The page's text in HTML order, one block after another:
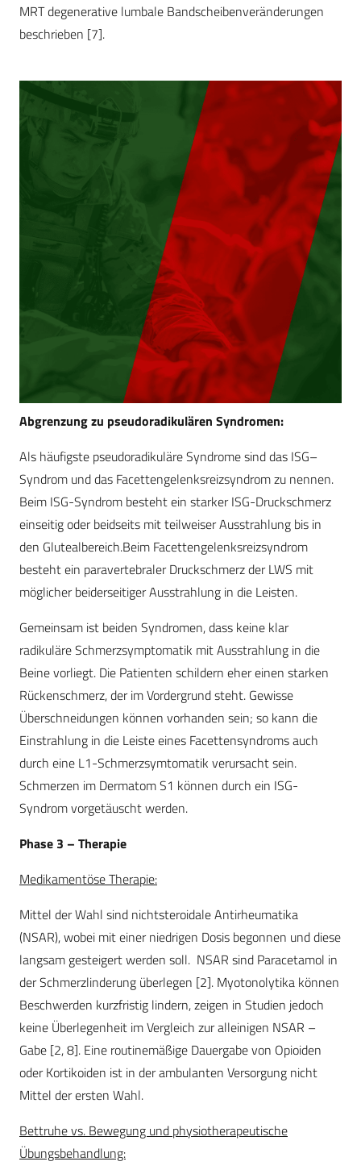
MRT degenerative lumbale Bandscheibenveränderungen
beschrieben [7].
Abgrenzung zu pseudoradikulären Syndromen:
Als häufigste pseudoradikuläre Syndrome sind das ISG–
Syndrom und das Facettengelenksreizsyndrom zu nennen.
Beim ISG-Syndrom besteht ein starker ISG-Druckschmerz
einseitig oder beidseits mit teilweiser Ausstrahlung bis in
den Glutealbereich.Beim Facettengelenksreizsyndrom
besteht ein paravertebraler Druckschmerz der LWS mit
möglicher beiderseitiger Ausstrahlung in die Leisten.
Gemeinsam ist beiden Syndromen, dass keine klar
radikuläre Schmerzsymptomatik mit Ausstrahlung in die
Beine vorliegt. Die Patienten schildern eher einen starken
Rückenschmerz, der im Vordergrund steht. Gewisse
Überschneidungen können vorhanden sein; so kann die
Einstrahlung in die Leiste eines Facettensyndroms auch
durch eine L1-Schmerzsymtomatik verursacht sein.
Schmerzen im Dermatom S1 können durch ein ISG-
Syndrom vorgetäuscht werden.
Phase 3 – Therapie
Medikamentöse Therapie:
Mittel der Wahl sind nichtsteroidale Antirheumatika
(NSAR), wobei mit einer niedrigen Dosis begonnen und diese
langsam gesteigert werden soll. NSAR sind Paracetamol in
der Schmerzlinderung überlegen [2]. Myotonolytika können
Beschwerden kurzfristig lindern, zeigen in Studien jedoch
keine Überlegenheit im Vergleich zur alleinigen NSAR –
Gabe [2, 8]. Eine routinemäßige Dauergabe von Opioiden
oder Kortikoiden ist in der ambulanten Versorgung nicht
Mittel der ersten Wahl.
Bettruhe vs. Bewegung und physiotherapeutische
Übungsbehandlung: